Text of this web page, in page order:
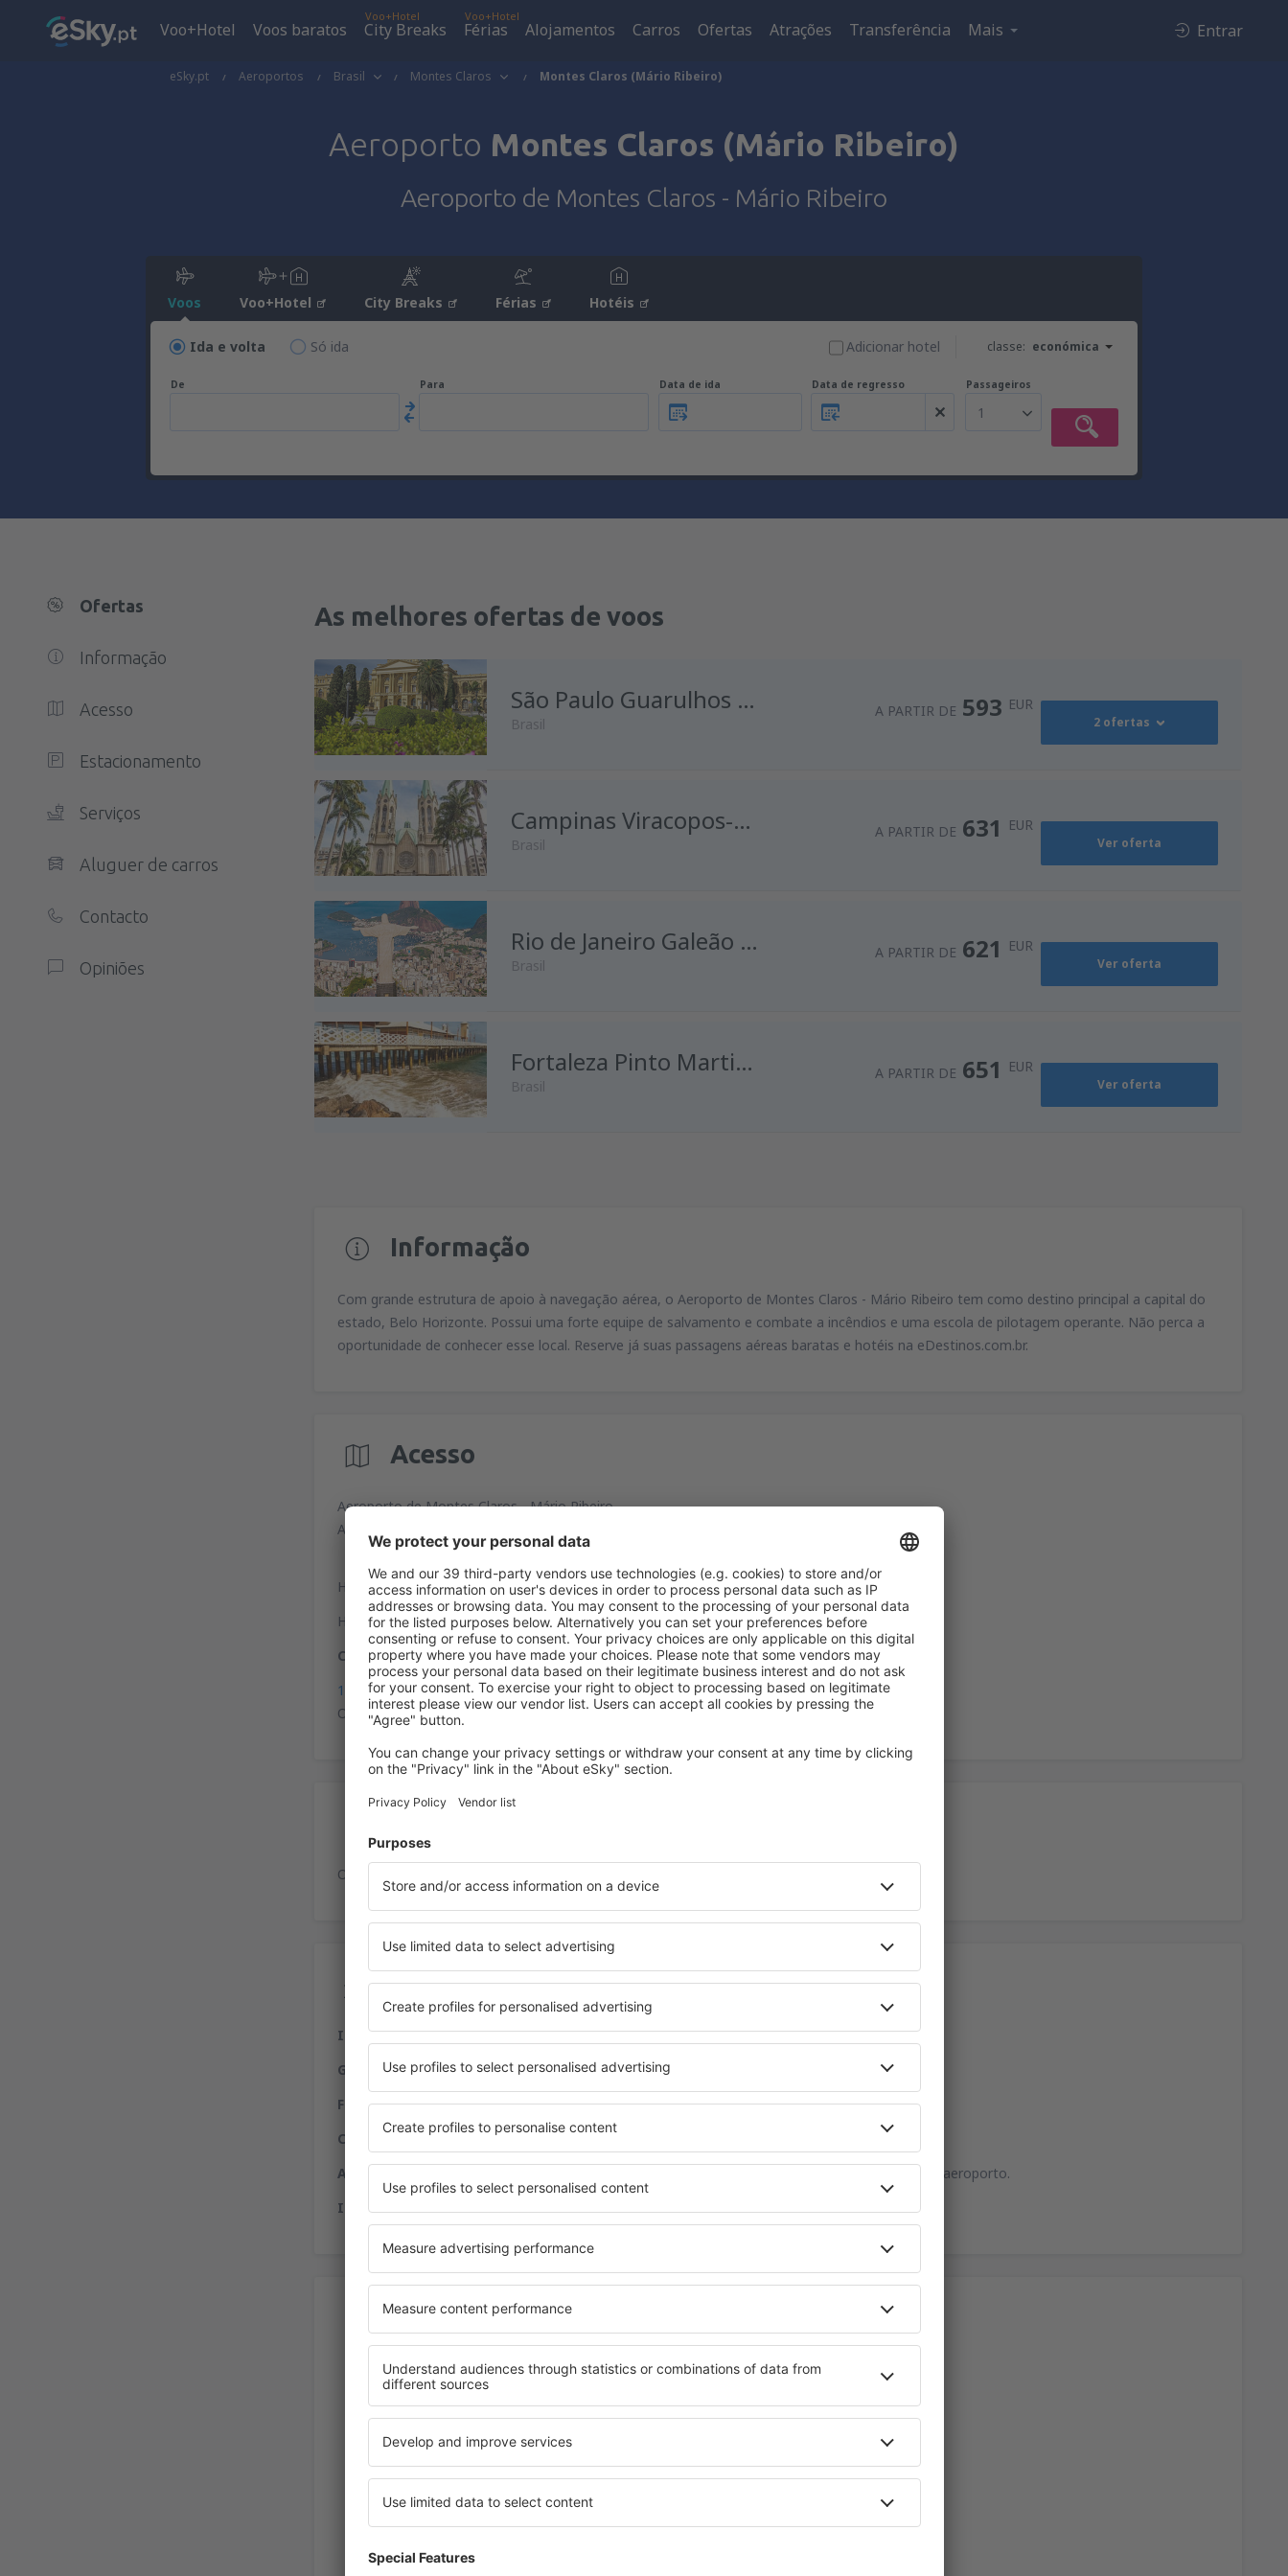
Voo+Hotel Voos baratos
Voo+Hotel
City Breaks
Voo+Hotel
Férias Alojamentos Carros Ofertas Atrações Transferência Mais Entrar
eSky.pt Aeroportos Brasil Montes Claros Montes Claros (Mário Ribeiro)
Aeroporto Montes Claros (Mário Ribeiro)
Aeroporto de Montes Claros - Mário Ribeiro
Voos Voo+Hotel City Breaks Férias Hotéis
Ida e volta Só ida classe: económica
Adicionar hotel
De Para Data de ida Data de regresso Passageiros
1
Ofertas
Informação
Acesso
Estacionamento
Serviços
Aluguer de carros
Contacto
Opiniões
As melhores ofertas de voos
São Paulo Guarulhos Cumbica
Brasil
A PARTIR DE 593 EUR
2 ofertas
deLisboa, Lisboa Airport
Campinas Viracopos-Campinas
Brasil
A PARTIR DE 631 EUR
Ver oferta
Rio de Janeiro Galeão Antônio Carlos Jobim
Brasil
A PARTIR DE 621 EUR
Ver oferta
Fortaleza Pinto Martins
Brasil
A PARTIR DE 651 EUR
Ver oferta
Informação
Com grande estrutura de apoio à navegação aérea, o Aeroporto de Montes Claros - Mário Ribeiro tem como destino principal a capital do
estado, Belo Horizonte. Possui uma forte equipe de salvamento e combate a incêndios e uma escola de pilotagem operante. Não perca a
oportunidade de conhecer esse local. Reserve já suas passagens aéreas baratas e hotéis na eDestinos.com.br.
Acesso
Aeroporto de Montes Claros - Mário Ribeiro
Avenida do Aeroporto Bairro Jaraguá Montes Claros
Há linhas de ônibus que ligam o aeroporto até o centro da cidade.
Há táxis em toda a área de desembarque.
Coordenadas para sistemas de navegação GPS automotivos:
16°42'18"S, 43°49'10"W
O aeroporto localiza-se a 6 km do centro de Montes Claros.
O aeroporto possui estacionamento com capacidade para 50 veículos.
Serviços
Informação- o aeroporto possui Achados e Perdidos e serviços de informações turísticas.
Gastronomia- restaurante e cafés.
Finanças- terminal eletrônico do Banco Bradesco.
Compras - bancas de jornal e minimercado.
Aluguel de carros
- as locadoras de automóveis Lease Car, Localiza e Unidas encontram-se no aeroporto.
Internet- o aeroporto possui rede de internet wi-fi.
Aluguer de carros